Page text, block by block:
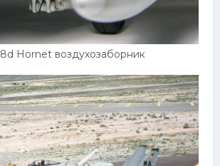
Hornet воздухозаборник